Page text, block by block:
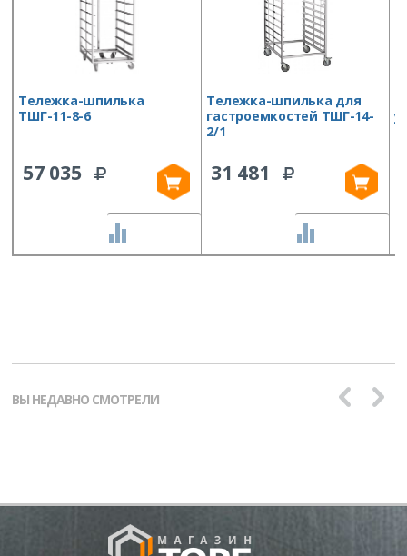
Тележка-шпилька
ТШГ-11-8-6
57 035
Тележка-шпилька для
гастроемкостей ТШГ-14-
2/1
31 481
ВЫ НЕДАВНО СМОТРЕЛИ